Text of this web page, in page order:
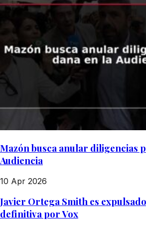
Mazón busca anular diligencias
Audiencia
10 Apr 2026
Javier Ortega Smith es
definitiva por Vox